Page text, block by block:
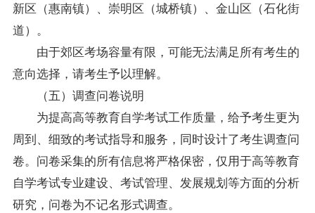
新区（惠南镇）、崇明区（城桥镇）、金山区（石化街
道）。
由于郊区考场容量有限，可能无法满足所有考生的
意向选择，请考生予以理解。
（五）调查问卷说明
为提高高等教育自学考试工作质量，给予考生更为
周到、细致的考试指导和服务，同时设计了考生调查问
卷。问卷采集的所有信息将严格保密，仅用于高等教育
自学考试专业建设、考试管理、发展规划等方面的分析
研究，问卷为不记名形式调查。